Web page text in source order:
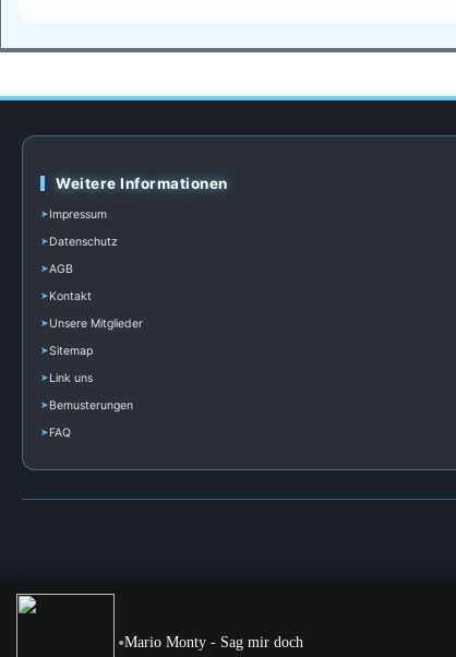
Weitere Informationen
Impressum
Datenschutz
AGB
Kontakt
Unsere Mitglieder
Sitemap
Link uns
Bemusterungen
FAQ
•Mario Monty - Sag mir doch